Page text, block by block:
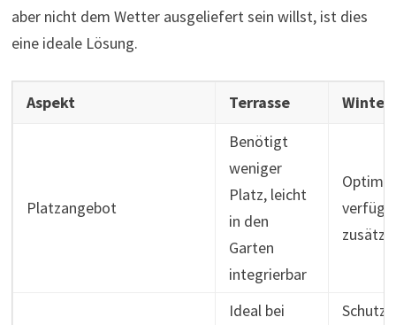
aber nicht dem Wetter ausgeliefert sein willst, ist dies
eine ideale Lösung.
Aspekt Terrasse
Platzangebot
Benötigt
weniger
Platz, leicht
in den
Garten
integrierbar
Ideal bei
Schutz